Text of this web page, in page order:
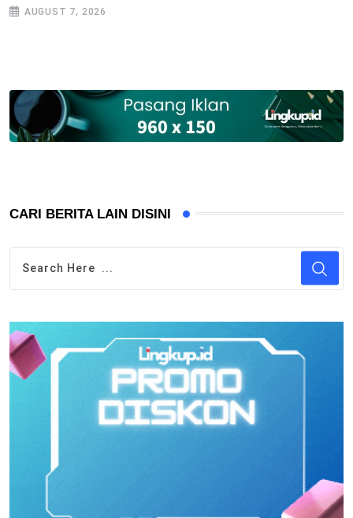
AUGUST 7, 2026
CARI BERITA LAIN DISINI